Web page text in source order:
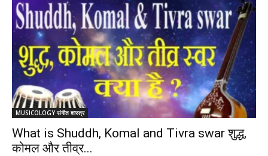
MUSICOLOGY संगीत शास्त्र
What is Shuddh, Komal and Tivra swar शुद्ध,
कोमल और तीव्र...